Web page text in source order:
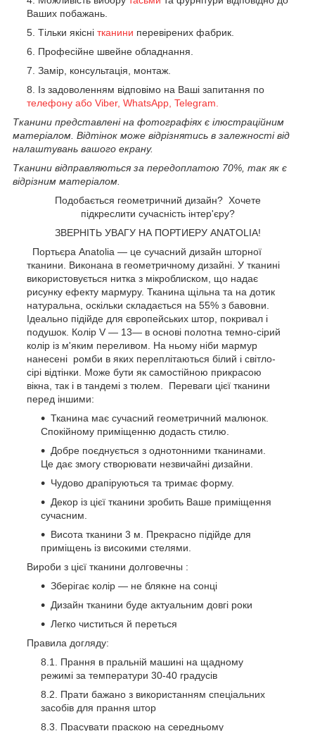
Ваших побажань.
Тільки якісні тканини перевірених фабрик.
Професійне швейне обладнання.
Замір, консультація, монтаж.
Із задоволенням відповімо на Ваші запитання по
телефону або Viber, WhatsApp, Telegram.
Тканини представлені на фотографіях є ілюстраційним
матеріалом. Відтінок може відрізнятись в залежності від
налаштувань вашого екрану.
Тканини відправляються за передоплатою 70%, так як є
відрізним матеріалом.
Подобається геометричний дизайн? Хочете
підкреслити сучасність інтер'єру?
ЗВЕРНІТЬ УВАГУ НА ПОРТИЕРУ ANATOLIA!
Портьєра Anatolia — це сучасний дизайн шторної
тканини. Виконана в геометричному дизайні. У тканині
використовується нитка з мікроблиском, що надає
рисунку ефекту мармуру. Тканина щільна та на дотик
натуральна, оскільки складається на 55% з бавовни.
Ідеально підійде для європейських штор, покривал і
подушок. Колір V — 13— в основі полотна темно-сірий
колір із м'яким переливом. На ньому ніби мармур
нанесені ромби в яких переплітаються білий і світло-
сірі відтінки. Може бути як самостійною прикрасою
вікна, так і в тандемі з тюлем.
Переваги цієї тканини
перед іншими:
Тканина має сучасний геометричний малюнок.
Спокійному приміщенню додасть стилю.
Добре поєднується з однотонними тканинами.
Це дає змогу створювати незвичайні дизайни.
Чудово драпіруються та тримає форму.
Декор із цієї тканини зробить Ваше приміщення
сучасним.
Висота тканини 3 м. Прекрасно підійде для
приміщень із високими стелями.
Вироби з цієї тканини долговечны :
Зберігає колір — не блякне на сонці
Дизайн тканини буде актуальним довгі роки
Легко чиститься й переться
Правила догляду:
Прання в пральній машині на щадному
режимі за температури 30-40 градусів
Прати бажано з використанням спеціальних
засобів для прання штор
Прасувати праскою на середньому